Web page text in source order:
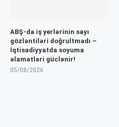
ABŞ-da iş yerlərinin sayı
gözləntiləri doğrultmadı –
İqtisadiyyatda soyuma
əlamətləri güclənir!
05/08/2026